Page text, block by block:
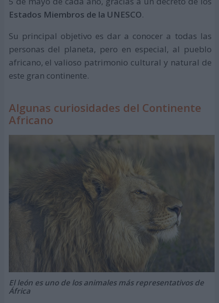
Estados Miembros de la UNESCO.
Su principal objetivo es dar a conocer a todas las
personas del planeta, pero en especial, al pueblo
africano, el valioso patrimonio cultural y natural de
este gran continente.
Algunas curiosidades del Continente
Africano
El león es uno de los animales más representativos de
África